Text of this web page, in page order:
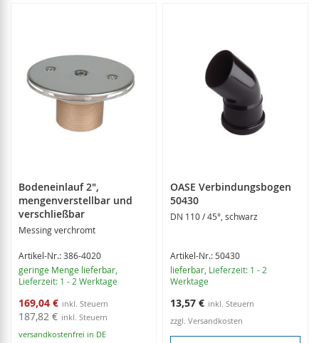
Bodeneinlauf 2",
mengenverstellbar und
verschließbar
Messing verchromt
Artikel-Nr.: 386-4020
geringe Menge lieferbar
Lieferzeit: 1 - 2 Werktage
Sonderangebot
169,04 €
187,82 €
versandkostenfrei in DE
OASE Verbindungsbogen
50430
DN 110 / 45°, schwarz
Artikel-Nr.: 50430
lieferbar , Lieferzeit: 1 - 2
Werktage
13,57 €
zzgl. Versandkosten